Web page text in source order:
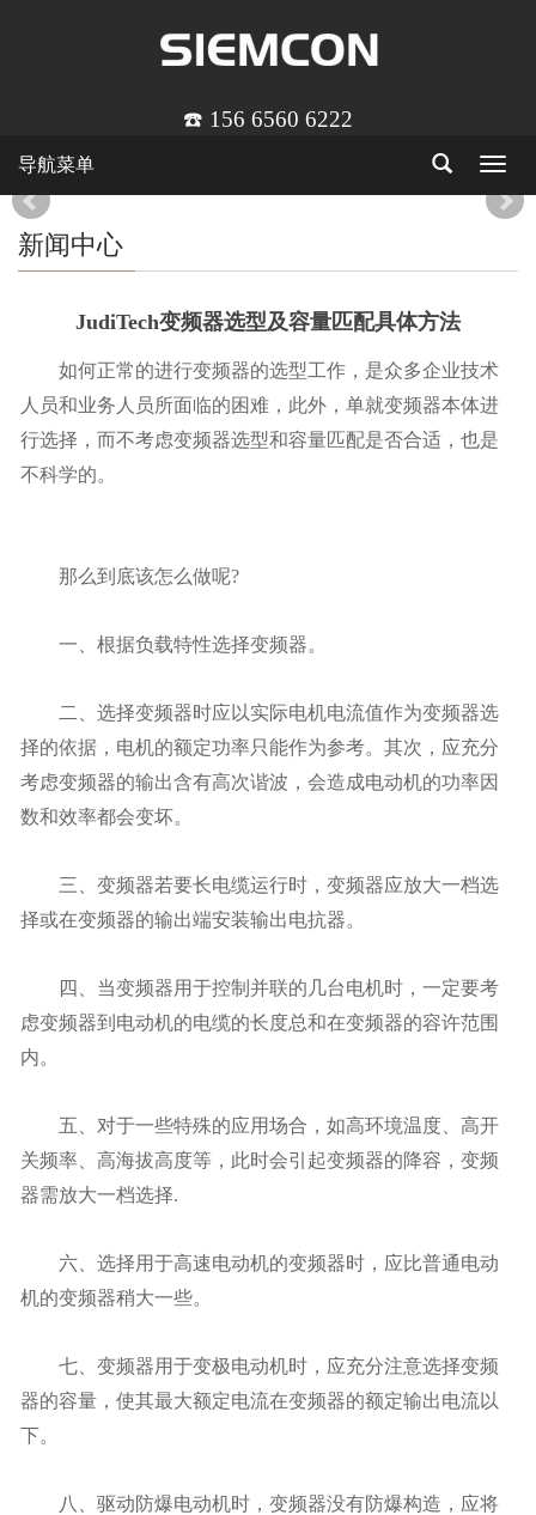
☎️ 156 6560 6222
Toggle
导航菜单
新闻中心
JudiTech变频器选型及容量匹配具体方法
如何正常的进行变频器的选型工作，是众多企业技术
人员和业务人员所面临的困难，此外，单就变频器本体进
行选择，而不考虑变频器选型和容量匹配是否合适，也是
不科学的。
那么到底该怎么做呢?
一、根据负载特性选择变频器。
二、选择变频器时应以实际电机电流值作为变频器选
择的依据，电机的额定功率只能作为参考。其次，应充分
考虑变频器的输出含有高次谐波，会造成电动机的功率因
数和效率都会变坏。
三、变频器若要长电缆运行时，变频器应放大一档选
择或在变频器的输出端安装输出电抗器。
四、当变频器用于控制并联的几台电机时，一定要考
虑变频器到电动机的电缆的长度总和在变频器的容许范围
内。
五、对于一些特殊的应用场合，如高环境温度、高开
关频率、高海拔高度等，此时会引起变频器的降容，变频
器需放大一档选择.
六、选择用于高速电动机的变频器时，应比普通电动
机的变频器稍大一些。
七、变频器用于变极电动机时，应充分注意选择变频
器的容量，使其最大额定电流在变频器的额定输出电流以
下。
八、驱动防爆电动机时，变频器没有防爆构造，应将